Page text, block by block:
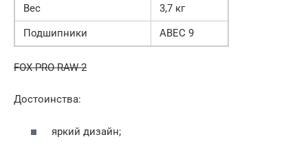
Вес
3,7 кг
Подшипники
ABEC 9
FOX PRO RAW-2
Достоинства:
яркий дизайн;